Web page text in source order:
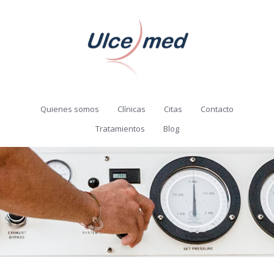
Quienes somos Clínicas Citas
Contacto
Tratamientos
Blog